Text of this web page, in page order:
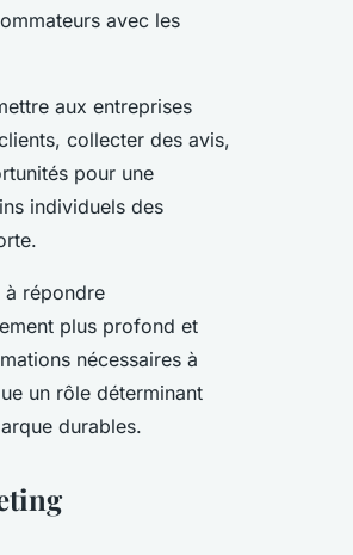
avec les
aux entreprises
collecter des avis,
pour une
individuels des
à répondre
plus profond et
nécessaires à
un rôle déterminant
durables.